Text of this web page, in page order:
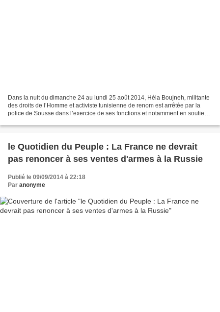
Dans la nuit du dimanche 24 au lundi 25 août 2014, Héla Boujneh, militante
des droits de l’Homme et activiste tunisienne de renom est arrêtée par la
police de Sousse dans l’exercice de ses fonctions et notamment en soutien
le Quotidien du Peuple : La France ne devrait
pas renoncer à ses ventes d'armes à la Russie
Publié le 09/09/2014 à 22:18
Par anonyme